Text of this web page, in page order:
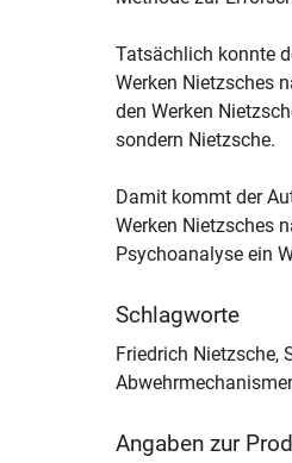
Tatsächlich konnte
Werken Nietzsches
den Werken
sondern Nietzsche.
Damit kommt der
Werken Nietzsches
Psychoanalyse ein
Schlagworte
Friedrich Nietzsche,
Angaben zur